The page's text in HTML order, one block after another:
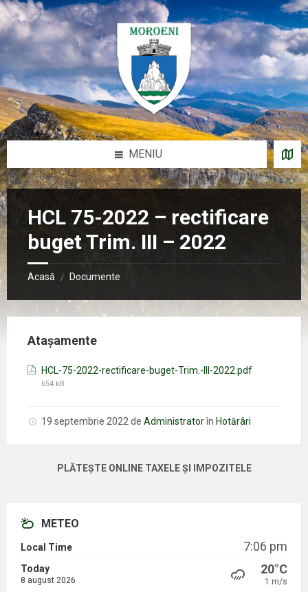
Sari
la
conținut
Salt
la
bara
laterală
stângă
Salt
la
bara
laterală
dreaptă
Salt
la
subsol
MENIU
HCL 75-2022 – rectificare
buget Trim. III – 2022
Acasă / Documente
Atașamente
HCL-75-2022-rectificare-buget-Trim.-III-2022.pdf
654 kB
19 septembrie 2022 de Administratorîn Hotărâri
PLĂTEȘTE ONLINE TAXELE ȘI IMPOZITELE
METEO
Local Time 7:06 pm
Today
8 august 2026
20°C
1 m/s